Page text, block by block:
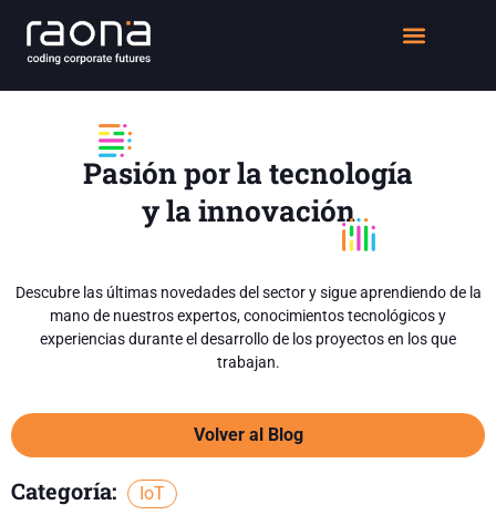
Pasión por la tecnología
y la innovación
Descubre las últimas novedades del sector y sigue aprendiendo de la
mano de nuestros expertos, conocimientos tecnológicos y
experiencias durante el desarrollo de los proyectos en los que
trabajan.
Volver al Blog
Categoría: IoT